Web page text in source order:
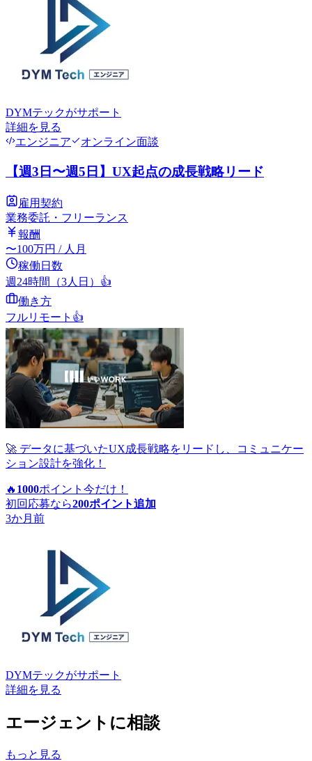
DYMテックがサポート
詳細を見る
エンジニア
オンライン面談
【週3日〜週5日】UX起点の成長戦略リード
雇用契約
業務委託・フリーランス
報酬
〜100万円 / 人月
稼働日数
週24時間（3人日） 👍
働き方
フルリモート 👍
🚀 データに基づいたUX成長戦略をリードし、コミュニケー
ション設計を強化！
🔥 1000ポイント 今だけ！
初回応募なら200ポイント追加
3か月前
DYMテックがサポート
詳細を見る
エージェントに相談
もっと見る